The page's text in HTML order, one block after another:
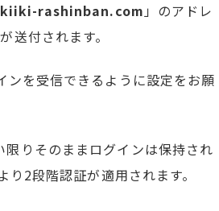
rashinban.com 」のアドレ
送付されます。
を受信できるように設定をお願
りそのままログインは保持され
2段階認証が適用されます。